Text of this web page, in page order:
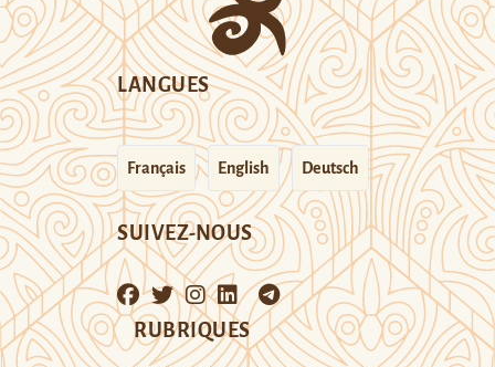
LANGUES
Français English Deutsch
SUIVEZ-NOUS
RUBRIQUES